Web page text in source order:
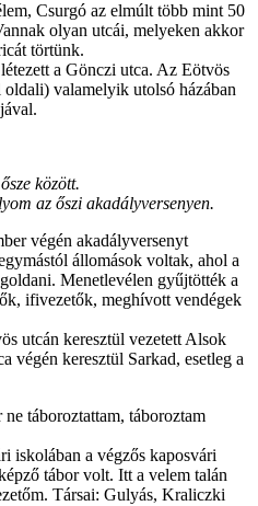
Csurgó az elmúlt több mint 50
olyan utcái, melyeken akkor
törtünk.
a Gönczi utca. Az Eötvös
valamelyik utolsó házában
között.
akadályversenyen.
végén akadályversenyt
állomások voltak, ahol a
Menetlevélen gyűjtötték a
ifivezetők, meghívott vendégek
utcán keresztül vezetett Alsok
végén keresztül Sarkad, esetleg a
táboroztattam, táboroztam
iskolában a végzős kaposvári
tábor volt. Itt a velem talán
Társai: Gulyás, Kraliczki